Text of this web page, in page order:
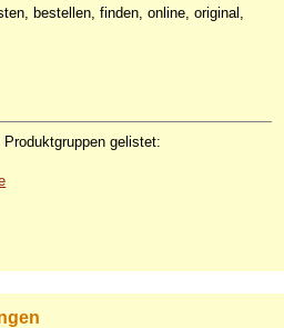
bestellen, finden, online, original,
gelistet: